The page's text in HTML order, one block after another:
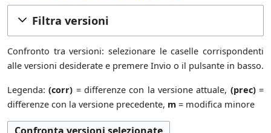
Filtra versioni
Confronto tra versioni: selezionare le caselle corrispondenti
alle versioni desiderate e premere Invio o il pulsante in basso.
Legenda:(corr) = differenze con la versione attuale, (prec)=
differenze con la versione precedente, m = modifica minore